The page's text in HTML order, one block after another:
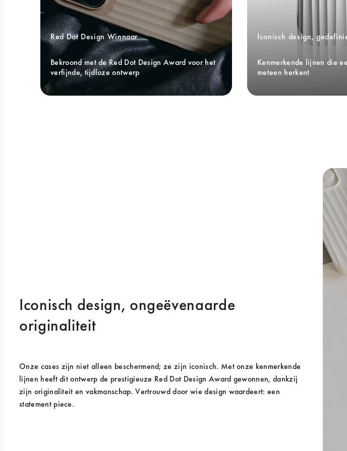
Red Dot Design Winnaar
Bekroond met de Red Dot Design Award voor het
verfijnde, tijdloze ontwerp
Iconisch design,
Kenmerkende lijnen die
meteen herkent
Iconisch design, ongeëvenaarde
originaliteit
Onze cases zijn niet alleen beschermend; ze zijn iconisch. Met onze kenmerkende
lijnen heeft dit ontwerp de prestigieuze Red Dot Design Award gewonnen, dankzij
zijn originaliteit en vakmanschap. Vertrouwd door wie design waardeert: een
statement piece.